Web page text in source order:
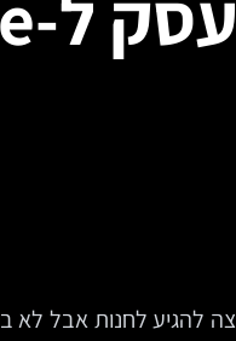
להגיע לחנות אבל לא